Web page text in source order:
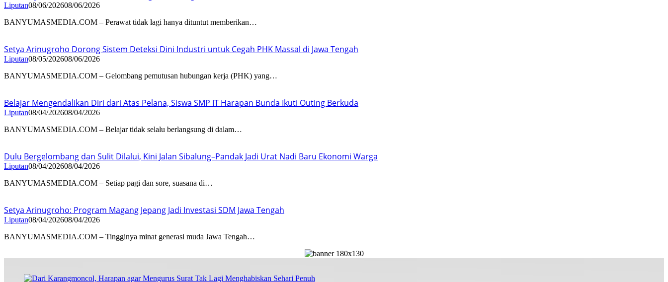
Liputan08/06/202608/06/2026
BANYUMASMEDIA.COM – Perawat tidak lagi hanya dituntut memberikan…
Setya Arinugroho Dorong Sistem Deteksi Dini Industri untuk Cegah PHK Massal di Jawa Tengah
Liputan08/05/202608/06/2026
BANYUMASMEDIA.COM – Gelombang pemutusan hubungan kerja (PHK) yang…
Belajar Mengendalikan Diri dari Atas Pelana, Siswa SMP IT Harapan Bunda Ikuti Outing Berkuda
Liputan08/04/202608/04/2026
BANYUMASMEDIA.COM – Belajar tidak selalu berlangsung di dalam…
Dulu Bergelombang dan Sulit Dilalui, Kini Jalan Sibalung–Pandak Jadi Urat Nadi Baru Ekonomi Warga
Liputan08/04/202608/04/2026
BANYUMASMEDIA.COM – Setiap pagi dan sore, suasana di…
Setya Arinugroho: Program Magang Jepang Jadi Investasi SDM Jawa Tengah
Liputan08/04/202608/04/2026
BANYUMASMEDIA.COM – Tingginya minat generasi muda Jawa Tengah…